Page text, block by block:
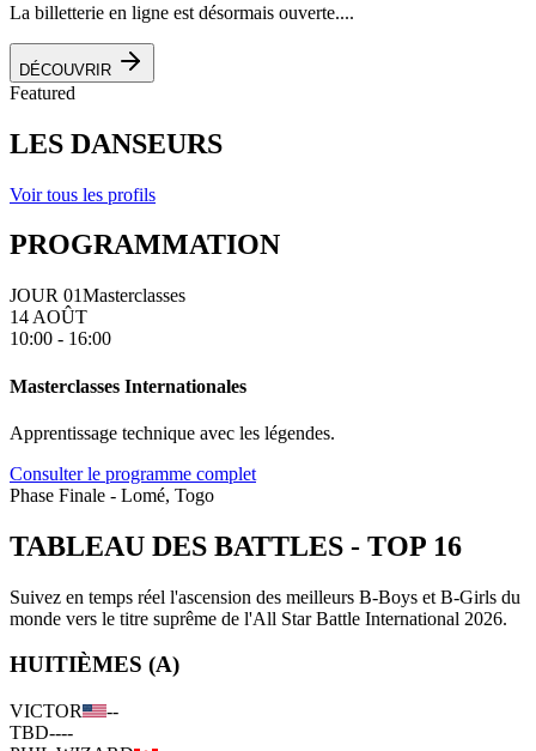
La billetterie en ligne est désormais ouverte....
DÉCOUVRIR
Featured
LES DANSEURS
Voir tous les profils
PROGRAMMATION
JOUR 01Masterclasses
14 AOÛT
10:00 - 16:00
Masterclasses Internationales
Apprentissage technique avec les légendes.
Consulter le programme complet
Phase Finale - Lomé, Togo
TABLEAU DES BATTLES - TOP 16
Suivez en temps réel l'ascension des meilleurs B-Boys et B-Girls du
monde vers le titre suprême de l'All Star Battle International 2026.
HUITIÈMES (A)
VICTOR
--
TBD----